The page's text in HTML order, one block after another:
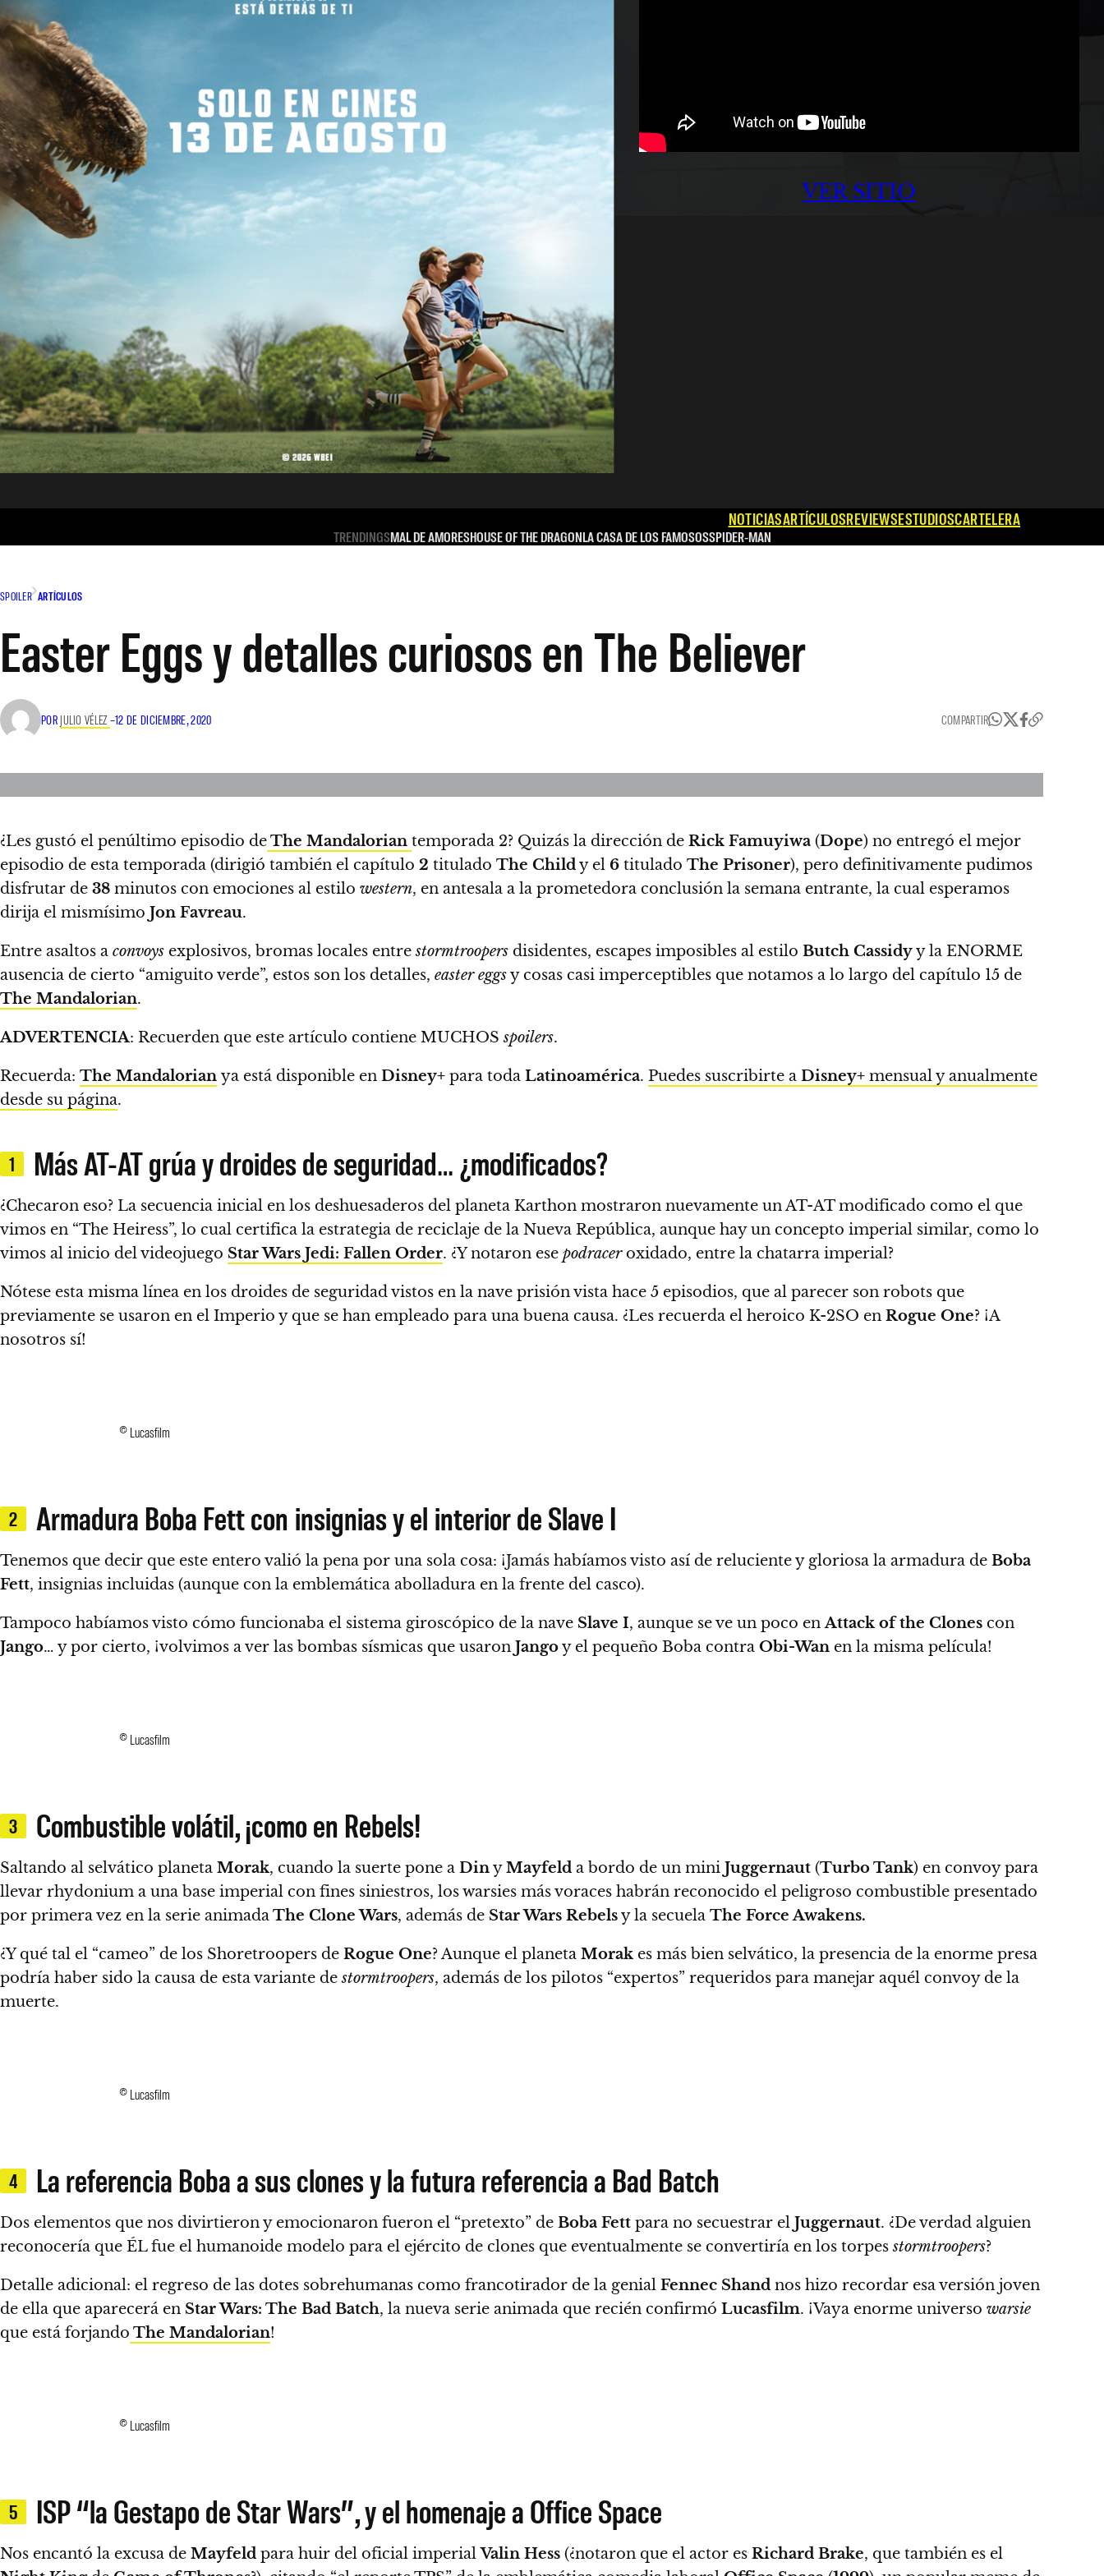
VER SITIO
NOTICIASARTÍCULOSREVIEWSESTUDIOSCARTELERA
TRENDINGSMAL DE AMORESHOUSE OF THE DRAGONLA CASA DE LOS FAMOSOSSPIDER-MAN
SPOILER ARTÍCULOS
Easter Eggs y detalles curiosos en The Believer
POR JULIO VÉLEZ –12 DE DICIEMBRE, 2020 COMPARTIR
¿Les gustó el penúltimo episodio deThe Mandalorian temporada 2? Quizás la dirección de Rick Famuyiwa (Dope) no entregó el mejor
episodio de esta temporada (dirigió también el capítulo 2 titulado The Childy el 6 titulado The Prisoner), pero definitivamente pudimos
disfrutar de 38 minutos con emociones al estilo western, en antesala a la prometedora conclusión la semana entrante, la cual esperamos
dirija el mismísimo Jon Favreau.
Entre asaltos a convoys explosivos, bromas locales entrestormtroopers disidentes, escapes imposibles al estilo Butch Cassidyy la ENORME
ausencia de cierto “amiguito verde”, estos son los detalles, easter eggsy cosas casi imperceptibles que notamos a lo largo del capítulo 15 de
The Mandalorian.
ADVERTENCIA: Recuerden que este artículo contiene MUCHOSspoilers.
Recuerda: The Mandalorian ya está disponible en Disney+ para toda Latinoamérica. Puedes suscribirte a Disney+ mensual y anualmente
desde su página.
1 Más AT-AT grúa y droides de seguridad… ¿modificados?
¿Checaron eso? La secuencia inicial en los deshuesaderos del planeta Karthon mostraron nuevamente un AT-AT modificado como el que
vimos en “The Heiress”, lo cual certifica la estrategia de reciclaje de la Nueva República, aunque hay un concepto imperial similar, como lo
vimos al inicio del videojuego Star Wars Jedi: Fallen Order. ¿Y notaron ese podraceroxidado, entre la chatarra imperial?
Nótese esta misma línea en los droides de seguridad vistos en la nave prisión vista hace 5 episodios, que al parecer son robots que
previamente se usaron en el Imperio y que se han empleado para una buena causa. ¿Les recuerda el heroico K-2SO en Rogue One? ¡A
nosotros sí!
© Lucasfilm
2 Armadura Boba Fett con insignias y el interior de Slave I
Tenemos que decir que este entero valió la pena por una sola cosa: ¡Jamás habíamos visto así de reluciente ygloriosa la armadura de Boba
Fett, insignias incluidas (aunque con la emblemática abolladura en la frente del casco).
Tampoco habíamos visto cómo funcionaba el sistema giroscópico de la nave Slave I, aunque se ve un poco enAttack of the Clones con
Jango… y por cierto, ¡volvimos a ver las bombas sísmicas que usaron Jangoy el pequeño Boba contra Obi-Wan en la misma película!
© Lucasfilm
3 Combustible volátil, ¡como en Rebels!
Saltando al selvático planeta Morak, cuando la suerte pone a DinyMayfeld a bordo de un mini Juggernaut (Turbo Tank) en convoy para
llevar rhydonium a una base imperial con fines siniestros, los warsies más voraces habrán reconocido el peligroso combustible presentado
por primera vez en la serie animadaThe Clone Wars, además de Star Wars Rebelsy la secuela The Force Awakens.
¿Y qué tal el “cameo” de los Shoretroopers de Rogue One? Aunque el planeta Morak es más bien selvático, la presencia de la enorme presa
podría haber sido la causa de esta variante destormtroopers, además de los pilotos “expertos” requeridos para manejar aquél convoy de la
muerte.
© Lucasfilm
4 La referencia Boba a sus clones y la futura referencia a Bad Batch
Dos elementos que nos divirtieron y emocionaron fueron el “pretexto” de Boba Fett para no secuestrar el Juggernaut. ¿De verdad alguien
reconocería que ÉL fue el humanoide modelo para el ejército de clones que eventualmente se convertiría en los torpesstormtroopers?
Detalle adicional: el regreso de las dotes sobrehumanas como francotirador de la genial Fennec Shand nos hizo recordar esa versión joven
de ella que aparecerá en Star Wars: The Bad Batch, la nueva serie animada que recién confirmó Lucasfilm. ¡Vaya enorme universo warsie
que está forjando The Mandalorian!
© Lucasfilm
5 ISP “la Gestapo de Star Wars”, y el homenaje a Office Space
Nos encantó la excusa de Mayfeld para huir del oficial imperialValin Hess (¿notaron que el actor es Richard Brake, que también es el